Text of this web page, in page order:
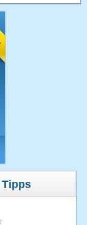
Tipps